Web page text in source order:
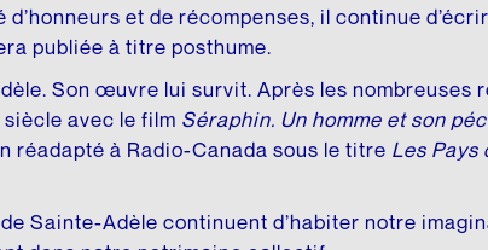
et de récompenses, il continue
publiée à titre posthume.
Son œuvre lui survit. Après les nombreuses
siècle avec le film Séraphin. Un homme et son
réadapté à Radio-Canada sous le titre Les Pays
Sainte-Adèle continuent d’habiter notre